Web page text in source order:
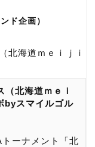
ド企画）
北海道ｍｅｉｊｉ
北海道ｍｅｉ
byスマイルゴル
ーナメント「北